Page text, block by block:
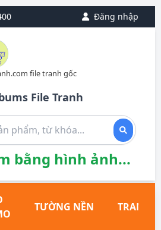
Đăng nhập
file tranh gốc
File Tranh
bằng hình ảnh...
TƯỜNG NỀN TRANH